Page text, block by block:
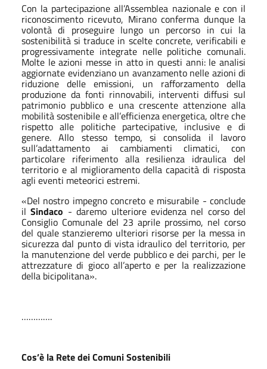
Con la partecipazione all’Assemblea nazionale e con il
riconoscimento ricevuto, Mirano conferma dunque la
volontà di proseguire lungo un percorso in cui la
sostenibilità si traduce in scelte concrete, verificabili e
progressivamente integrate nelle politiche comunali.
Molte le azioni messe in atto in questi anni: le analisi
aggiornate evidenziano un avanzamento nelle azioni di
riduzione delle emissioni, un rafforzamento della
produzione da fonti rinnovabili, interventi diffusi sul
patrimonio pubblico e una crescente attenzione alla
mobilità sostenibile e all’efficienza energetica, oltre che
rispetto alle politiche partecipative, inclusive e di
genere. Allo stesso tempo, si consolida il lavoro
sull’adattamento ai cambiamenti climatici, con
particolare riferimento alla resilienza idraulica del
territorio e al miglioramento della capacità di risposta
agli eventi meteorici estremi.
«Del nostro impegno concreto e misurabile - conclude
ilSindaco - daremo ulteriore evidenza nel corso del
Consiglio Comunale del 23 aprile prossimo, nel corso
del quale stanzieremo ulteriori risorse per la messa in
sicurezza dal punto di vista idraulico del territorio, per
la manutenzione del verde pubblico e dei parchi, per le
attrezzature di gioco all’aperto e per la realizzazione
della bicipolitana».
………….
Cos’è la Rete dei Comuni Sostenibili